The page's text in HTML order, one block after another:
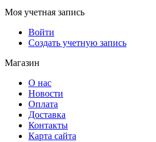
Моя учетная запись
Войти
Создать учетную запись
Магазин
О нас
Новости
Оплата
Доставка
Контакты
Карта сайта